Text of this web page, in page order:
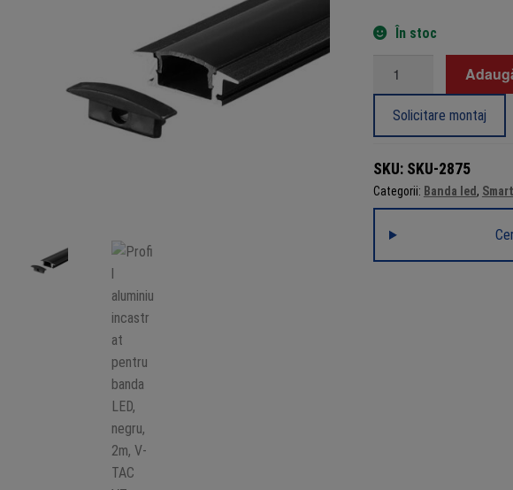
În stoc
aluminiu
banda
LED,
2m,
V-
Solicitare montaj
SKU: SKU-2875
Categorii: Banda led,